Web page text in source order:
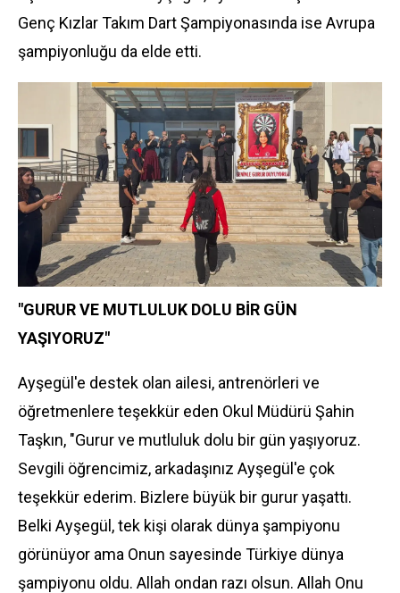
Genç Kızlar Takım Dart Şampiyonasında ise Avrupa
şampiyonluğu da elde etti.
"GURUR VE MUTLULUK DOLU BİR GÜN
YAŞIYORUZ"
Ayşegül'e destek olan ailesi, antrenörleri ve
öğretmenlere teşekkür eden Okul Müdürü Şahin
Taşkın, "Gurur ve mutluluk dolu bir gün yaşıyoruz.
Sevgili öğrencimiz, arkadaşınız Ayşegül'e çok
teşekkür ederim. Bizlere büyük bir gurur yaşattı.
Belki Ayşegül, tek kişi olarak dünya şampiyonu
görünüyor ama Onun sayesinde Türkiye dünya
şampiyonu oldu. Allah ondan razı olsun. Allah Onu